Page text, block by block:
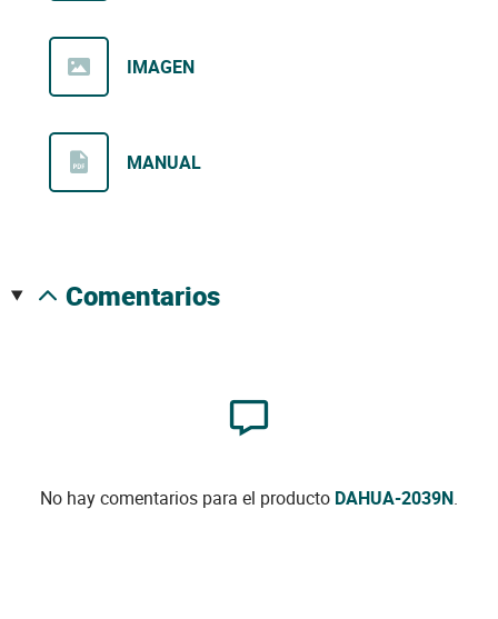
IMAGEN
MANUAL
comentarios
No hay comentarios para el producto DAHUA-2039N.